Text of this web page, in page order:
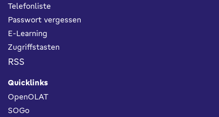
Telefonliste
Passwort vergessen
E-Learning
Zugriffstasten
RSS
Quicklinks
OpenOLAT
SOGo